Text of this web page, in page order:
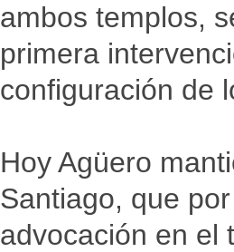
ambos templos,
primera
configuración de
Hoy Agüero
Santiago, que
advocación en el